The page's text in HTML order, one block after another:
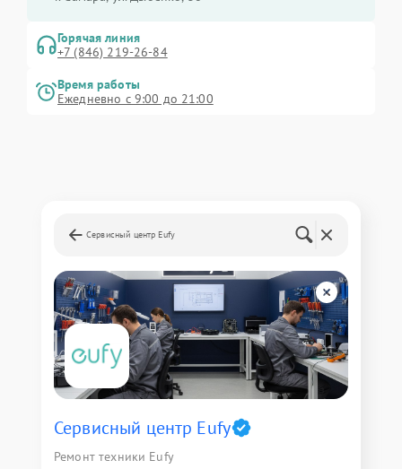
Горячая линия
+7 (846) 219-26-84
Время работы
Ежедневно с 9:00 до 21:00
Сервисный центр Eufy
Сервисный центр Eufy
Ремонт техники Eufy